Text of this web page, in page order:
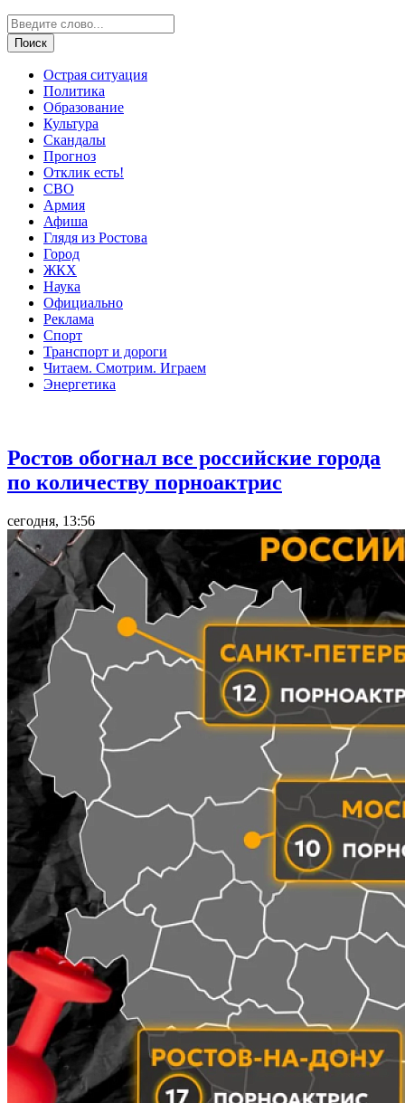
Острая ситуация
Политика
Образование
Культура
Скандалы
Прогноз
Отклик есть!
СВО
Армия
Афиша
Глядя из Ростова
Город
ЖКХ
Наука
Официально
Реклама
Спорт
Транспорт и дороги
Читаем. Смотрим. Играем
Энергетика
Ростов обогнал все российские города
по количеству порноактрис
сегодня, 13:56